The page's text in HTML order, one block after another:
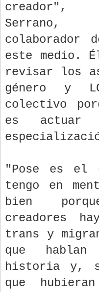
creador",
colaborador
este medio.
revisar los
género y
colectivo
es actuar
"Pose es el
tengo en
bien
creadores
trans y
que
historia y,
que